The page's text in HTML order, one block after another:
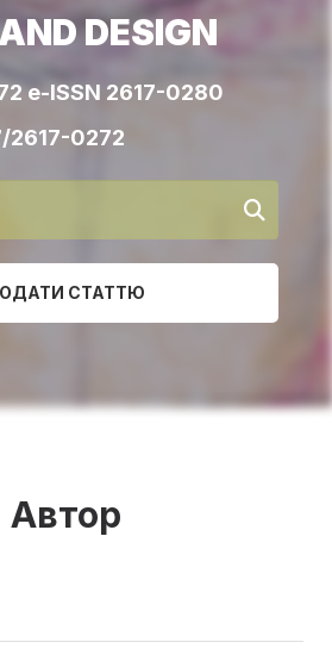
DESIGN
e-ISSN 2617-0280
2617-0272
СТАТТЮ
Автор